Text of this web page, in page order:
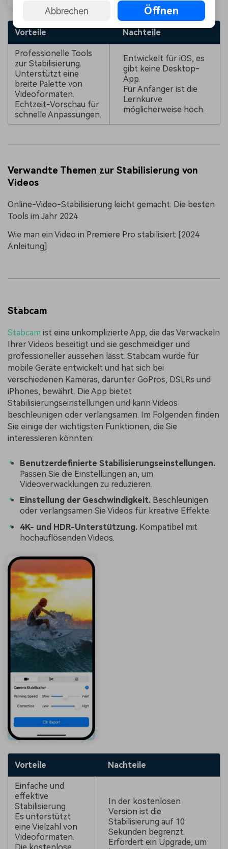
Vorteile Nachteile
Professionelle Tools
zur Stabilisierung.
Unterstützt eine
breite Palette von
Videoformaten.
Echtzeit-Vorschau für
schnelle Anpassungen.
Entwickelt für iOS, es
gibt keine Desktop-
App.
Für Anfänger ist die
Lernkurve
möglicherweise hoch.
Verwandte Themen zur Stabilisierung von
Videos
Online-Video-Stabilisierung leicht gemacht: Die besten
Tools im Jahr 2024
Wie man ein Video in Premiere Pro stabilisiert [2024
Anleitung]
Stabcam
Stabcam ist eine unkomplizierte App, die das Verwackeln
Ihrer Videos beseitigt und sie geschmeidiger und
professioneller aussehen lässt. Stabcam wurde für
mobile Geräte entwickelt und hat sich bei
verschiedenen Kameras, darunter GoPros, DSLRs und
iPhones, bewährt. Die App bietet
Stabilisierungseinstellungen und kann Videos
beschleunigen oder verlangsamen. Im Folgenden finden
Sie einige der wichtigsten Funktionen, die Sie
interessieren könnten:
Benutzerdefinierte Stabilisierungseinstellungen.
Passen Sie die Einstellungen an, um
Videoverwacklungen zu reduzieren.
Einstellung der Geschwindigkeit. Beschleunigen
oder verlangsamen Sie Videos für kreative Effekte.
4K- und HDR-Unterstützung. Kompatibel mit
hochauflösenden Videos.
Vorteile Nachteile
Einfache und
effektive
Stabilisierung.
Es unterstützt
eine Vielzahl von
Videoformaten.
In der kostenlosen
Version ist die
Stabilisierung auf 10
Sekunden begrenzt.
Erfordert ein Upgrade, um
Abbrechen Öffnen